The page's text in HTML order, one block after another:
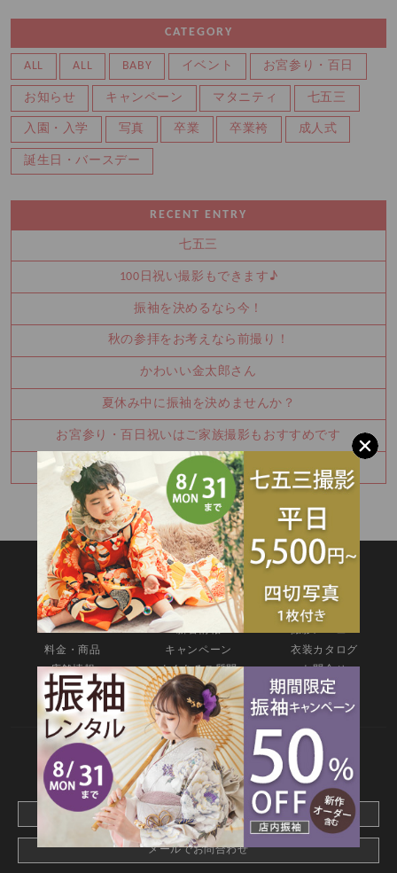
CATEGORY
ALL ALL BABY イベント お宮参り・百日
お知らせ キャンペーン マタニティ 七五三
入園・入学 写真 卒業 卒業袴 成人式
誕生日・バースデー
RECENT ENTRY
七五三
100日祝い撮影もできます♪
振袖を決めるなら今！
秋の参拝をお考えなら前撮り！
かわいい金太郎さん
夏休み中に振袖を決めませんか？
お宮参り・百日祝いはご家族撮影もおすすめです
七五三8月キャンペーン✨
SITEMAP
TOP 新着情報
撮影メニュー
料金・商品
キャンペーン
衣装カタログ
店舗情報
よくあるご質問
お問合せ
web撮影予約
CONTACT
webでご予約はこちら
メールでお問合わせ